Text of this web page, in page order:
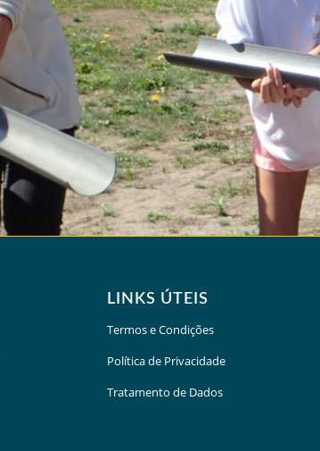
LINKS ÚTEIS
Termos e Condições
Política de Privacidade
Tratamento de Dados